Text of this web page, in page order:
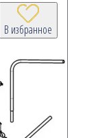
В избранное